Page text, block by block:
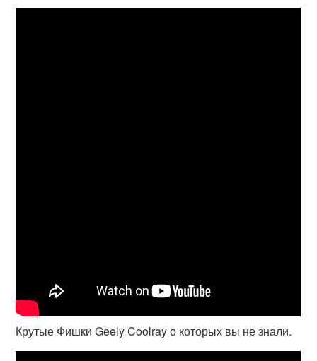
Крутые Фишки Geely Coolray о которых вы не знали.